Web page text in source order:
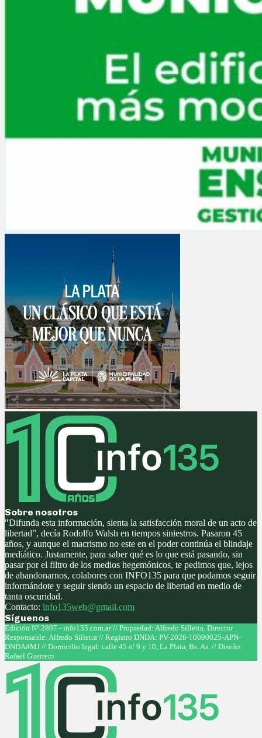
Sobre nosotros
"Difunda esta información, sienta la satisfacción moral de un acto de
libertad”, decía Rodolfo Walsh en tiempos siniestros. Pasaron 45
años, y aunque el macrismo no este en el poder continúa el blindaje
mediático. Justamente, para saber qué es lo que está pasando, sin
pasar por el filtro de los medios hegemónicos, te pedimos que, lejos
de abandonarnos, colabores con INFO135 para que podamos seguir
informándote y seguir siendo un espacio de libertad en medio de
tanta oscuridad.
Contacto: info135web@gmail.com
Síguenos
Facebook
Twitter
Instagram
Youtube
Edición Nº 2807 - info135.com.ar // Propiedad: Alfredo Silletta. Director
Responsable: Alfredo Silletta // Registro DNDA: PV-2026-10090025-APN-
DNDA#MJ // Domicilio legal: calle 45 e/ 9 y 10, La Plata, Bs. As. // Diseño:
Rafael Guerrero